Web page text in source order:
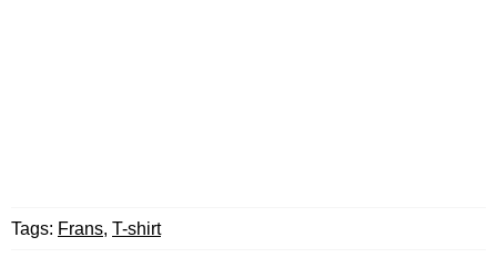
Tags: Frans, T-shirt